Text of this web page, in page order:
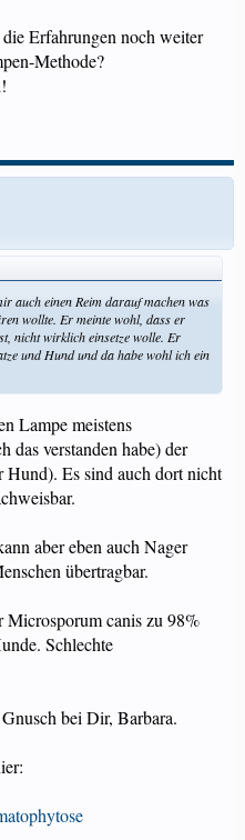
Erfahrungen noch weiter
Methode?
auch einen Reim darauf machen was
wollte. Er meinte wohl, dass er
nicht wirklich einsetze wolle. Er
und Hund und da habe wohl ich ein
Lampe meistens
das verstanden habe) der
Hund). Es sind auch dort nicht
aber eben auch Nager
übertragbar.
Microsporum canis zu 98%
Schlechte
bei Dir, Barbara.